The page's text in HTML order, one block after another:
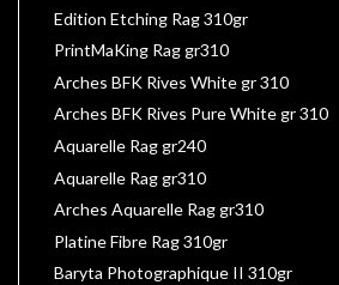
Edition Etching Rag 310gr
PrintMaKing Rag gr310
Arches BFK Rives White gr 310
Arches BFK Rives Pure White gr 310
Aquarelle Rag gr240
Aquarelle Rag gr310
Arches Aquarelle Rag gr310
Platine Fibre Rag 310gr
Baryta Photographique II 310gr